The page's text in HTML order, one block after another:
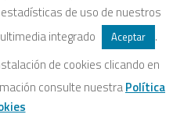
CDV
Día Internacional
de uso de nuestros
integrado
Aceptar
.
de cookies clicando en
consulte nuestraPolítica